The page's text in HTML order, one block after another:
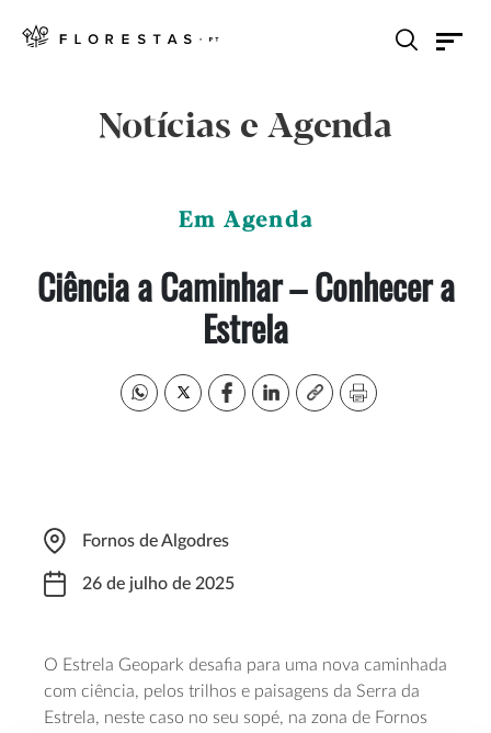
Notícias e Agenda
Em Agenda
Ciência a Caminhar – Conhecer a
Estrela
Fornos de Algodres
26 de julho de 2025
O Estrela Geopark desafia para uma nova caminhada
com ciência, pelos trilhos e paisagens da Serra da
Estrela, neste caso no seu sopé, na zona de Fornos